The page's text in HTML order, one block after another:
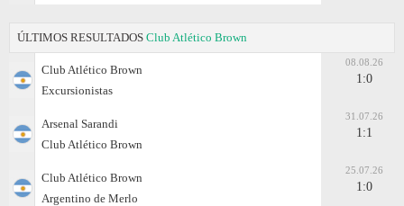
ÚLTIMOS RESULTADOS Club Atlético Brown
Club Atlético Brown
Excursionistas
08.08.26
1:0
Arsenal Sarandi
Club Atlético Brown
31.07.26
1:1
Club Atlético Brown
Argentino de Merlo
25.07.26
1:0